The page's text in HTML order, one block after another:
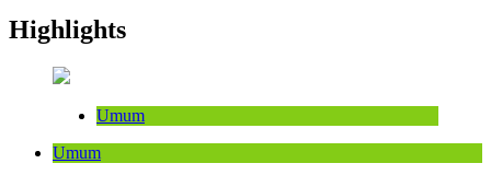
Highlights
Umum
Umum